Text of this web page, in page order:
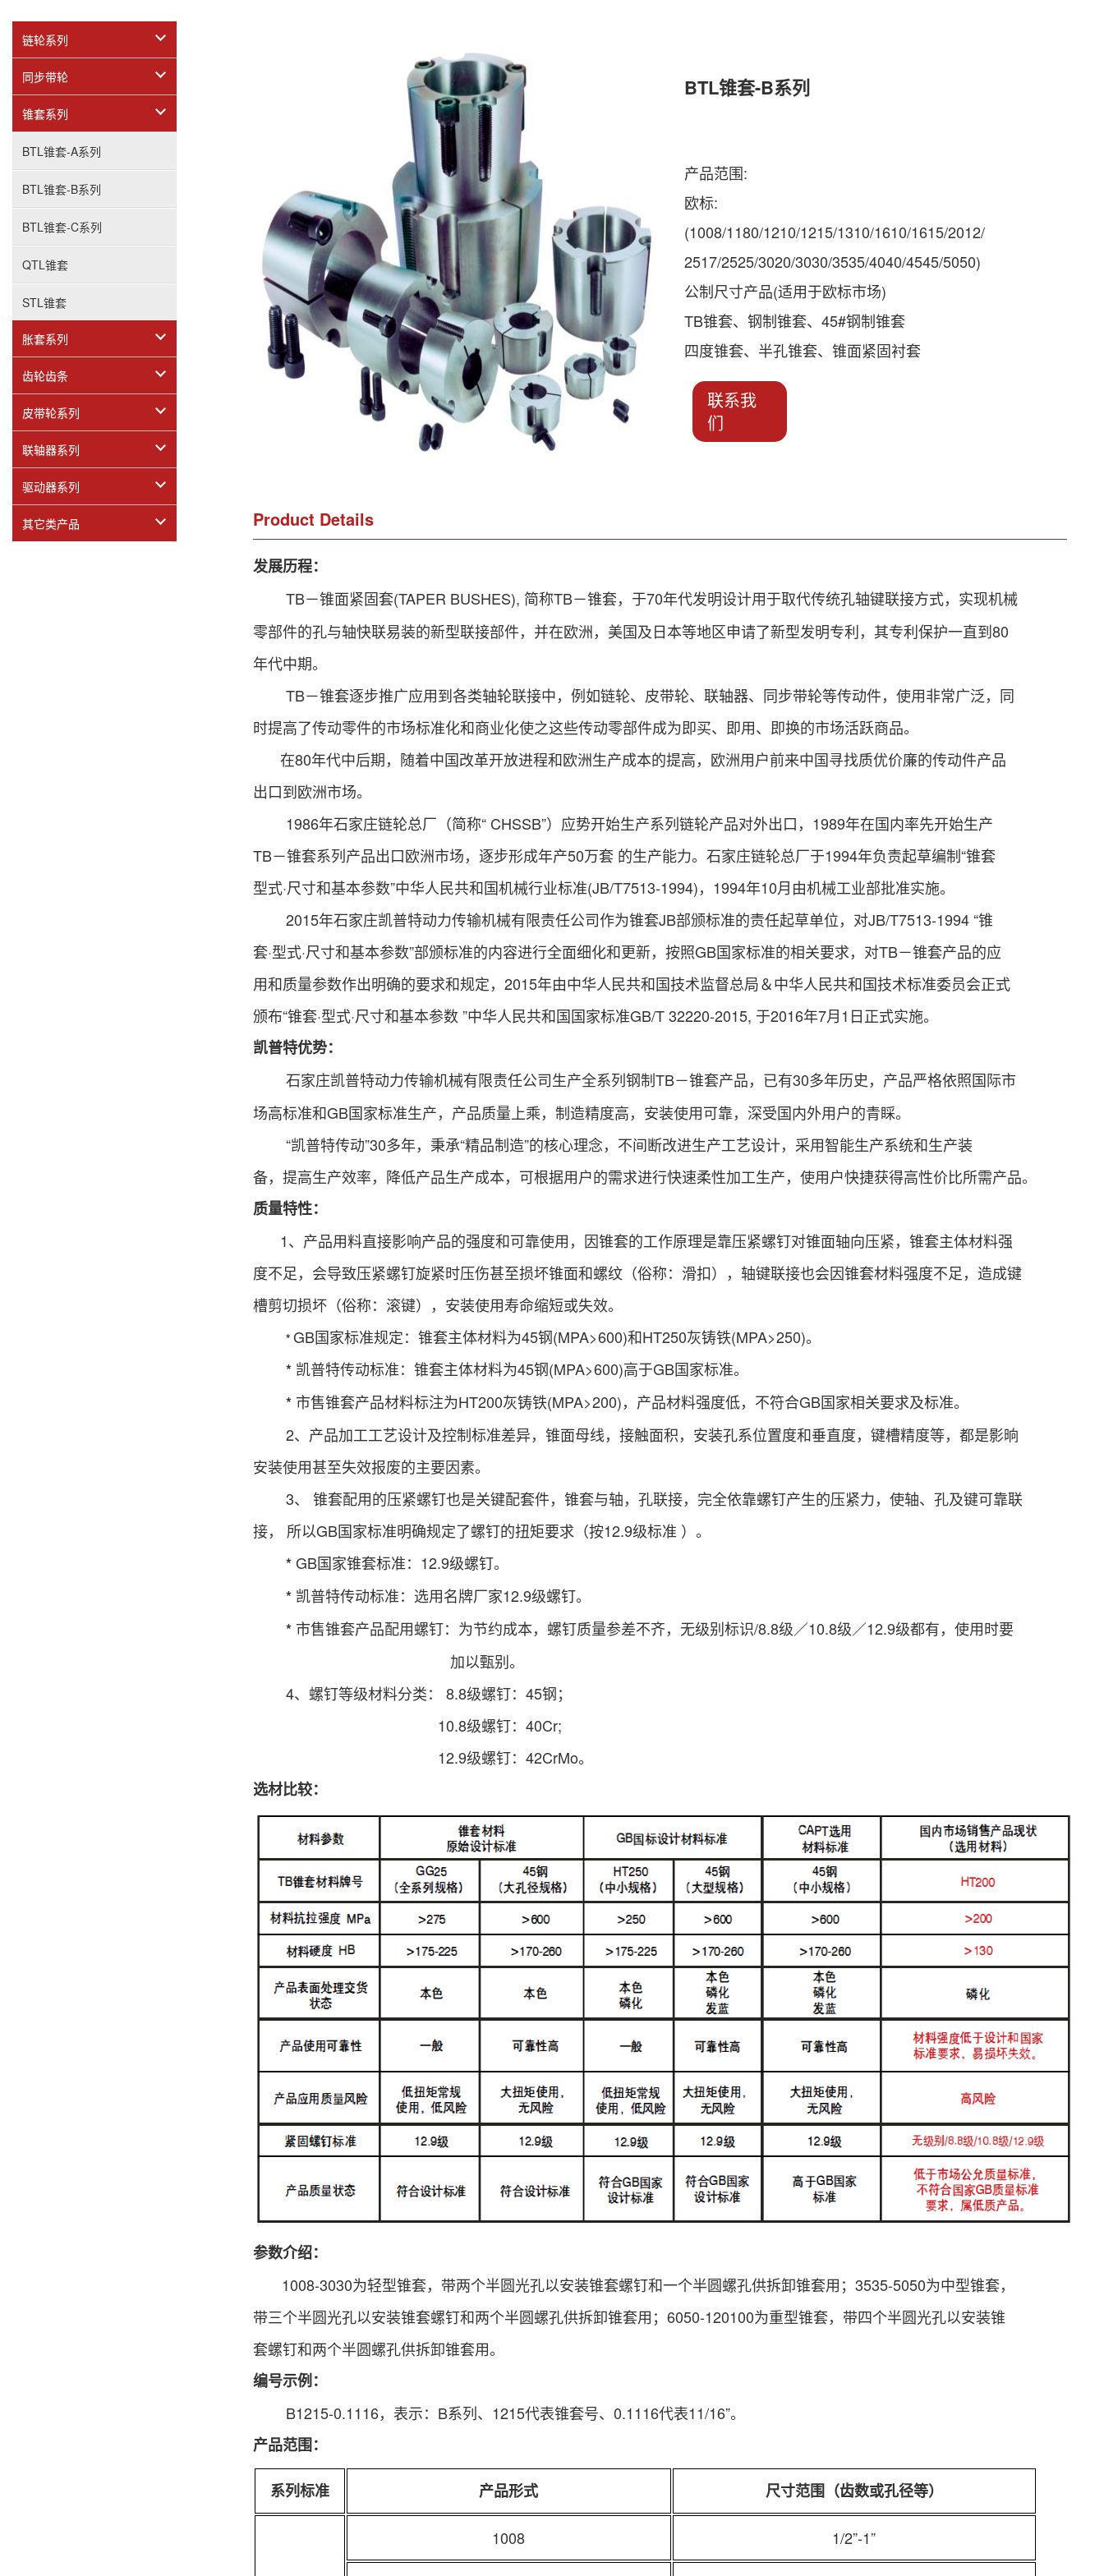
链轮系列
同步带轮
锥套系列
BTL锥套-A系列
BTL锥套-B系列
BTL锥套-C系列
QTL锥套
STL锥套
胀套系列
齿轮齿条
皮带轮系列
联轴器系列
驱动器系列
其它类产品
BTL锥套-B系列
产品范围:
欧标:
(1008/1180/1210/1215/1310/1610/1615/2012/
2517/2525/3020/3030/3535/4040/4545/5050)
公制尺寸产品(适用于欧标市场)
TB锥套、钢制锥套、45#钢制锥套
四度锥套、半孔锥套、锥面紧固衬套
联系我
们
Product Details
发展历程：
TB－锥面紧固套(TAPER BUSHES), 简称TB－锥套，于70年代发明设计用于取代传统孔轴键联接方式，实现机械
零部件的孔与轴快联易装的新型联接部件，并在欧洲，美国及日本等地区申请了新型发明专利，其专利保护一直到80
年代中期。
TB－锥套逐步推广应用到各类轴轮联接中，例如链轮、皮带轮、联轴器、同步带轮等传动件，使用非常广泛， 同
时提高了传动零件的市场标准化和商业化使之这些传动零部件成为即买、即用、即换的市场活跃商品。
在80年代中后期，随着中国改革开放进程和欧洲生产成本的提高，欧洲用户前来中国寻找质优价廉的传动件产品
出口到欧洲市场。
1986年石家庄链轮总厂（简称“ CHSSB”）应势开始生产系列链轮产品对外出口，1989年在国内率先开始生产
TB－锥套系列产品出口欧洲市场，逐步形成年产50万套 的生产能力。石家庄链轮总厂于1994年负责起草编制“锥套
型式·尺寸和基本参数”中华人民共和国机械行业标准(JB/T7513-1994)，1994年10月由机械工业部批准实施。
2015年石家庄凯普特动力传输机械有限责任公司作为锥套JB部颁标准的责任起草单位，对JB/T7513-1994“锥
套·型式·尺寸和基本参数”部颁标准的内容进行全面细化和更新，按照GB国家标准的相关要求，对TB－锥套产品的应
用和质量参数作出明确的要求和规定，2015年由中华人民共和国技术监督总局＆中华人民共和国技术标准委员会正式
颁布“锥套·型式·尺寸和基本参数 ”中华人民共和国国家标准GB/T 32220-2015, 于2016年7月1日正式实施。
凯普特优势：
石家庄凯普特动力传输机械有限责任公司生产全系列钢制TB－锥套产品，已有30多年历史，产品严格依照国际市
场高标准和GB国家标准生产，产品质量上乘，制造精度高，安装使用可靠，深受国内外用户的青睬。
“凯普特传动”30多年，秉承“精品制造”的核心理念，不间断改进生产工艺设计，采用智能生产系统和生产装
备，提高生产效率，降低产品生产成本，可根据用户的需求进行快速柔性加工生产，使用户快捷获得高性价比所需产品。
质量特性：
1、产品用料直接影响产品的强度和可靠使用，因锥套的工作原理是靠压紧螺钉对锥面轴向压紧，锥套主体材料强
度不足，会导致压紧螺钉旋紧时压伤甚至损坏锥面和螺纹（俗称：滑扣），轴键联接也会因锥套材料强度不足，造成键
槽剪切损坏（俗称：滚键），安装使用寿命缩短或失效。
* GB国家标准规定：锥套主体材料为45钢(MPA>600)和HT250灰铸铁(MPA>250)。
* 凯普特传动标准：锥套主体材料为45钢(MPA>600)高于GB国家标准。
* 市售锥套产品材料标注为HT200灰铸铁(MPA>200)，产品材料强度低，不符合GB国家相关要求及标准。
2、产品加工工艺设计及控制标准差异，锥面母线，接触面积，安装孔系位置度和垂直度，键槽精度等，都是影晌
安装使用甚至失效报废的主要因素。
3、 锥套配用的压紧螺钉也是关键配套件，锥套与轴，孔联接，完全依靠螺钉产生的压紧力，使轴、孔及键可靠联
接， 所以GB国家标准明确规定了螺钉的扭矩要求（按12.9级标准 ）。
*GB国家锥套标准：12.9级螺钉。
* 凯普特传动标准：选用名牌厂家12.9级螺钉。
* 市售锥套产品配用螺钉：为节约成本，螺钉质量参差不齐，无级别标识/8.8级／10.8级／12.9级都有，使用时要
加以甄别。
4、螺钉等级材料分类： 8.8级螺钉：45钢；
10.8级螺钉：40Cr;
12.9级螺钉：42CrMo。
选材比较：
参数介绍：
1008-3030为轻型锥套，带两个半圆光孔以安装锥套螺钉和一个半圆螺孔供拆卸锥套用；3535-5050为中型锥套，
带三个半圆光孔以安装锥套螺钉和两个半圆螺孔供拆卸锥套用；6050-120100为重型锥套，带四个半圆光孔以安装锥
套螺钉和两个半圆螺孔供拆卸锥套用。
编号示例：
B1215-0.1116，表示：B系列、1215代表锥套号、0.1116代表11/16”。
产品范围：
系列标准 产品形式 尺寸范围（齿数或孔径等）
1008 1/2”-1”